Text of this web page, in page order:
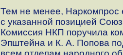
Тем не менее, Наркомпрос
с указанной позицией
Комиссия НКП поручила
Эпштейна и К. А. Попова